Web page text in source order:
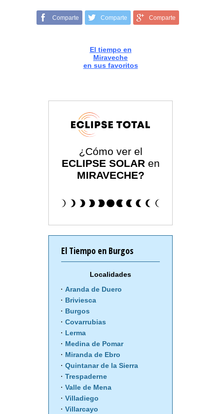
Comparte Comparte Comparte
El tiempo en
Miraveche
en sus favoritos
¿Cómo ver el
ECLIPSE SOLAR en
MIRAVECHE?
El Tiempo en Burgos
Localidades
Aranda de Duero
Briviesca
Burgos
Covarrubias
Lerma
Medina de Pomar
Miranda de Ebro
Quintanar de la Sierra
Trespaderne
Valle de Mena
Villadiego
Villarcayo